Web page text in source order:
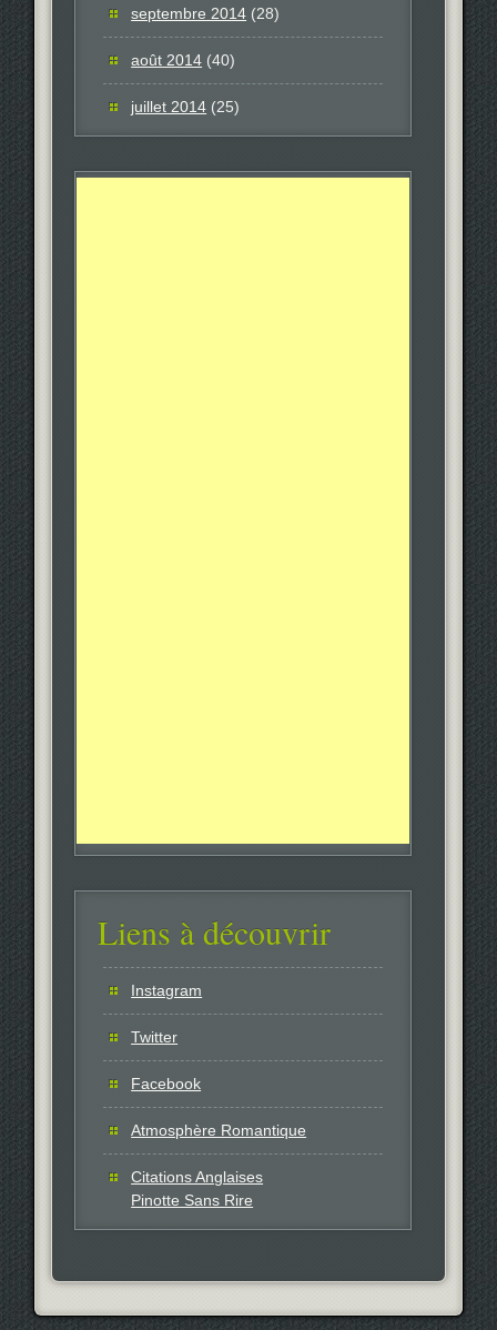
septembre 2014 (28)
août 2014 (40)
juillet 2014 (25)
Liens à découvrir
Instagram
Twitter
Facebook
Atmosphère Romantique
Citations Anglaises
Pinotte Sans Rire